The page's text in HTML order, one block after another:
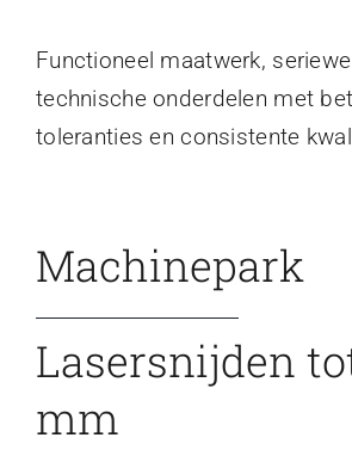
Functioneel maatwerk,
technische onderdelen met
toleranties en consistente
Machinepark
Lasersnijden
mm